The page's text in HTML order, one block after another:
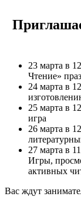
23 марта в
Чтение»
24 марта в
25 марта в
игра
26 марта в
27 марта в
Игры,
активных
Вас ждут